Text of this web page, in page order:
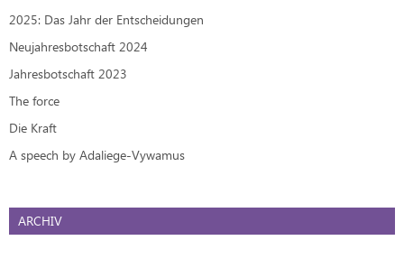
2025: Das Jahr der Entscheidungen
Neujahresbotschaft 2024
Jahresbotschaft 2023
The force
Die Kraft
A speech by Adaliege-Vywamus
ARCHIV